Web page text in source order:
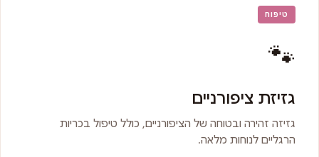
טיפוח
🐾
גזיזת ציפורניים
גזיזה זהירה ובטוחה של הציפורניים, כולל טיפול בכריות
הרגליים לנוחות מלאה.